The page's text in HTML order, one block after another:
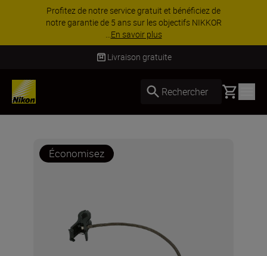
Profitez de notre service gratuit et bénéficiez de
notre garantie de 5 ans sur les objectifs NIKKOR
...En savoir plus
Livraison gratuite
Rechercher Basket
Économisez